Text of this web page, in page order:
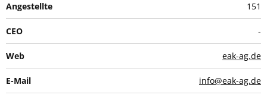
Angestellte 151
CEO -
Web eak-ag.de
E-Mail info@eak-ag.de